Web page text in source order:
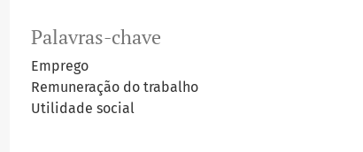
Palavras-chave
Emprego
Remuneração do trabalho
Utilidade social